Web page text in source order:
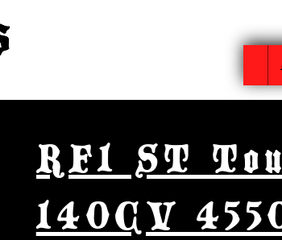
RF1 ST
140CV